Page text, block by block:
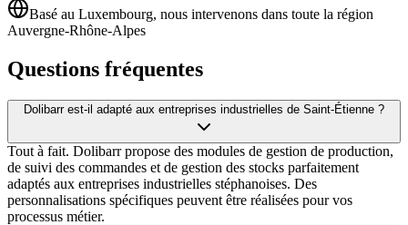
Basé au Luxembourg, nous intervenons dans toute la région
Auvergne-Rhône-Alpes
Questions fréquentes
Dolibarr est-il adapté aux entreprises industrielles de Saint-Étienne ?
Tout à fait. Dolibarr propose des modules de gestion de production,
de suivi des commandes et de gestion des stocks parfaitement
adaptés aux entreprises industrielles stéphanoises. Des
personnalisations spécifiques peuvent être réalisées pour vos
processus métier.